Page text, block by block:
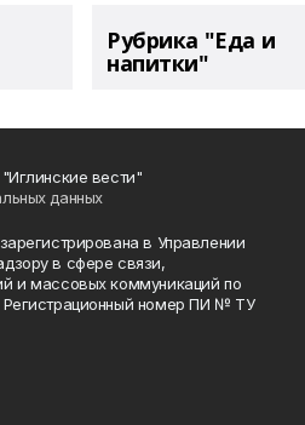
Рубрика "Еда и
напитки"
вести"
данных
в Управлении
в сфере связи,
и массовых коммуникаций по
Регистрационный номер ПИ № ТУ